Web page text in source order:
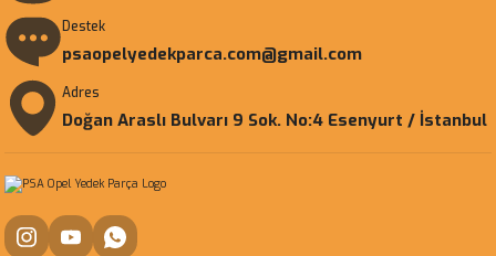
Destek
psaopelyedekparca.com@gmail.com
Adres
Doğan Araslı Bulvarı 9 Sok. No:4 Esenyurt / İstanbul